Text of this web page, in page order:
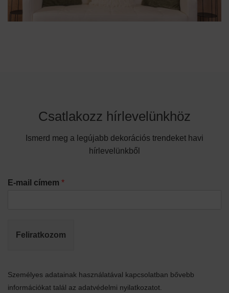
Csatlakozz hírlevelünkhöz
Ismerd meg a legújabb dekorációs trendeket havi
hírlevelünkből
E-mail címem *
Feliratkozom
Személyes adatainak használatával kapcsolatban bővebb
információkat talál az adatvédelmi nyilatkozatot.